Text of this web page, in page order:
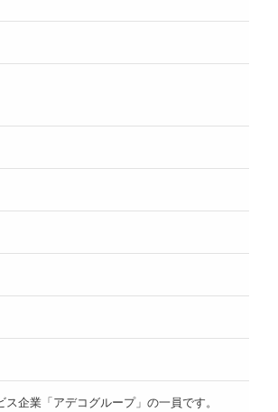
企業「アデコグループ」の一員です。